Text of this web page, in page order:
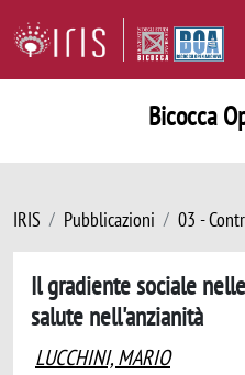
Bicocca
IRIS Pubblicazioni 03 -
Il gradiente sociale
salute nell'anzianità
LUCCHINI, MARIO